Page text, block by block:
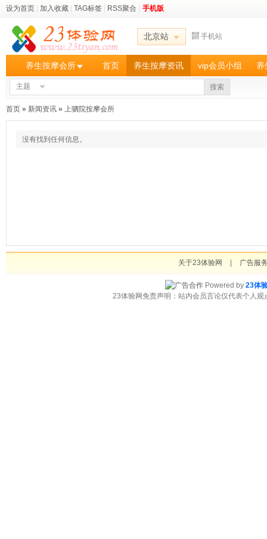
设为首页 加入收藏 TAG标签 RSS聚合 手机版
北京站 手机站
养生按摩会所 首页 养生按摩资讯 vip会员小组 养
主题 搜索
首页 » 新闻资讯 » 上驷院按摩会所
没有找到任何信息。
关于23体验网 广告服
Powered by 23体
23体验网免责声明：站内会员言论仅代表个人